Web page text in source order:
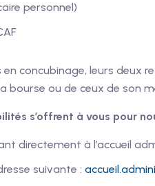
personnel)
en concubinage, leurs deux
bourse ou de ceux de son
s’offrent à vous pour
directement à l’accueil
suivante :